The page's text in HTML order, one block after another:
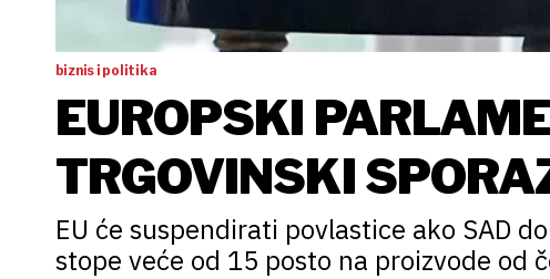
biznis i politika
EUROPSKI
TRGOVINSKI
EU-A
EU će suspendirati povlastice ako SAD
stope veće od 15 posto na proizvode od